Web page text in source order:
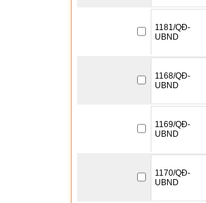
1181/QĐ-
UBND
1168/QĐ-
UBND
1169/QĐ-
UBND
1170/QĐ-
UBND